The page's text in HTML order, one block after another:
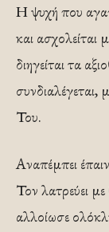
Η ψυχή που
και
διηγείται τα
συνδιαλέγεται,
Του.
Αναπέμπει
Τον λατρεύει
αλλοίωσε